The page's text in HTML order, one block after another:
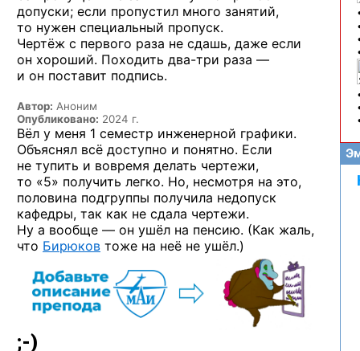
допуски; если пропустил много занятий,
то нужен специальный пропуск.
Чертёж с первого раза не сдашь, даже если
он хороший. Походить два-три раза —
и он поставит подпись.
Автор: Аноним
Опубликовано: 2024 г.
Вёл у меня 1 семестр инженерной графики.
Объяснял всё доступно и понятно. Если
не тупить и вовремя делать чертежи,
то «5» получить легко. Но, несмотря на это,
половина подгруппы получила недопуск
кафедры, так как не сдала чертежи.
Ну а вообще — он ушёл на пенсию. (Как жаль,
что Бирюков тоже на неё не ушёл.)